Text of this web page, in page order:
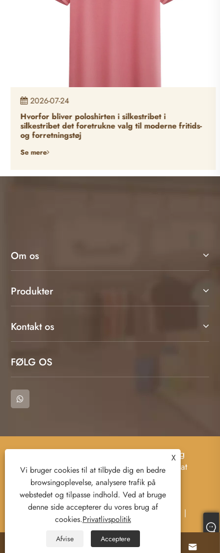
2026-07-24
Hvorfor bliver poloshirten i silkestribet i
silkestribet det foretrukne valg til moderne fritids-
og forretningstøj
Se mere
Om os
Produkter
Kontakt os
FØLG OS
Copyright © 2023 Cangnan County Qimeng
Clothing Co., Ltd. - T -shirt, Polo Shirts, Sweat
Shirt - Alle rettigheder forbeholdes.
Links Sitemap RSS
Privatlivspolitik
 
X
Vi bruger cookies til at tilbyde dig en bedre
browsingoplevelse, analysere trafik på
webstedet og tilpasse indhold. Ved at bruge
denne side accepterer du vores brug af
cookies.Privatlivspolitik
Afvise Acceptere